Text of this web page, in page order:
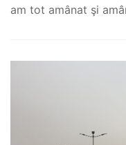
am tot amânat şi